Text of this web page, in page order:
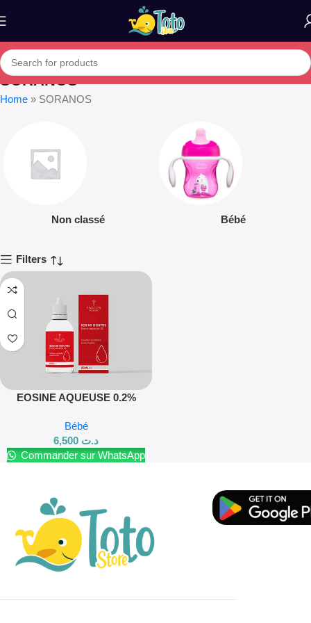
SORANOS
Home » SORANOS
Non classé Bébé
Filters
EOSINE AQUEUSE 0.2%
Bébé
د.ت
Commander sur WhatsApp